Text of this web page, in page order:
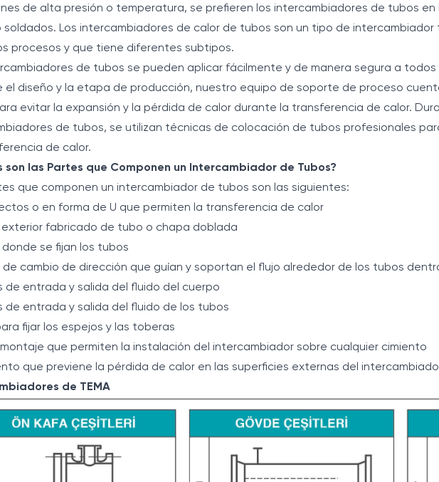
de alta presión o temperatura, se prefieren los intercambiadores de tubos
soldados. Los intercambiadores de calor de tubos son un tipo de
procesos y que tiene diferentes subtipos.
de tubos se pueden aplicar fácilmente y de manera segura a
el diseño y la etapa de producción, nuestro equipo de soporte de proceso
evitar la expansión y la pérdida de calor durante la transferencia de calor.
de tubos, se utilizan técnicas de colocación de tubos profesionales
de calor.
son las Partes que Componen un Intercambiador de Tubos?
que componen un intercambiador de tubos son las siguientes:
o en forma de U que permiten la transferencia de calor
exterior fabricado de tubo o chapa doblada
donde se fijan los tubos
de cambio de dirección que guían y soportan el flujo alrededor de los tubos
de entrada y salida del fluido del cuerpo
de entrada y salida del fluido de los tubos
fijar los espejos y las toberas
que permiten la instalación del intercambiador sobre cualquier cimiento
que previene la pérdida de calor en las superficies externas del
de TEMA